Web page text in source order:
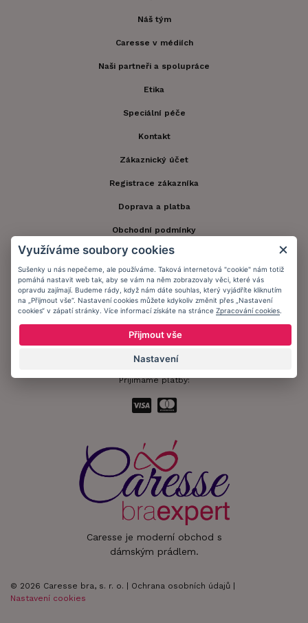
Caresse je moderní obchod s
dámským prádlem.
© 2026 Caresse bra, s. r. o. | Ochrana osobních údajů |
Nastavení cookies
Náš tým
Caresse v médiích
Naši partneři a spolupráce
Etika
Speciální péče
Kontakt
Zákaznický účet
Registrace zákazníka
Doprava a platba
Obchodní podmínky
Ochrana osobních údajů
Informační memorandum
Zůstaňte s námi v kontaktu.
Přijímáme platby:
Využíváme soubory cookies
Sušenky u nás nepečeme, ale používáme. Taková internetová "cookie" nám totiž
pomáhá nastavit web tak, aby se vám na něm zobrazovaly věci, které vás
opravdu zajímají. Budeme rády, když nám dáte souhlas, který vyjádříte kliknutím
na „Přijmout vše“. Nastavení cookies můžete kdykoliv změnit přes „Nastavení
cookies“ v zápatí stránky. Více informací získáte na stránce Zpracování cookies
Přijmout vše
Nastavení